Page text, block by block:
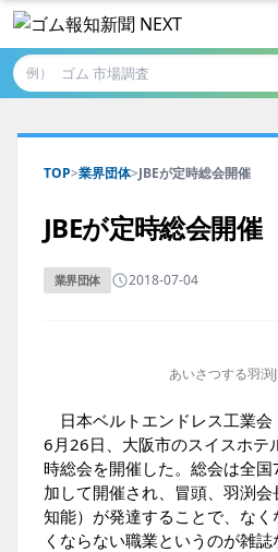
例）
TOP>業界団体>JBEが定時総会開催
JBEが定時総会開催
業界団体 2018-07-04
あいさつする羽渕
日本ベルトエンドレス工業会
6月26日、大阪市のスイスホテ
時総会を開催した。総会は全
加して開催され、冒頭、羽渕
知能）が発達することで、な
くならない職業というのが雑